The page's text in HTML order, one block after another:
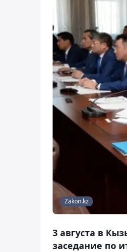
Zakon.kz
3 августа в
заседание по